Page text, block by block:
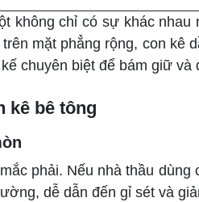
không chỉ có sự khác
mặt phẳng rộng, con kê
chuyên biệt để bám giữ
kê bê tông
phải. Nếu nhà thầu
dễ dẫn đến gỉ sét và